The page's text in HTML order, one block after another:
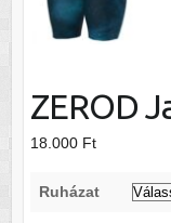
ZEROD
18.000 Ft
Ruházat